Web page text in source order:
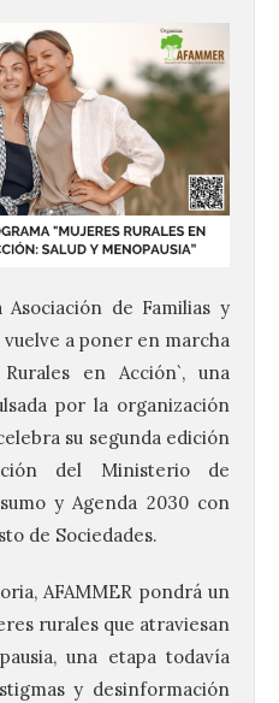
de Familias y
a poner en marcha
en Acción`, una
por la organización
su segunda edición
del Ministerio de
y Agenda 2030 con
de Sociedades.
AFAMMER pondrá un
rurales que atraviesan
una etapa todavía
y desinformación